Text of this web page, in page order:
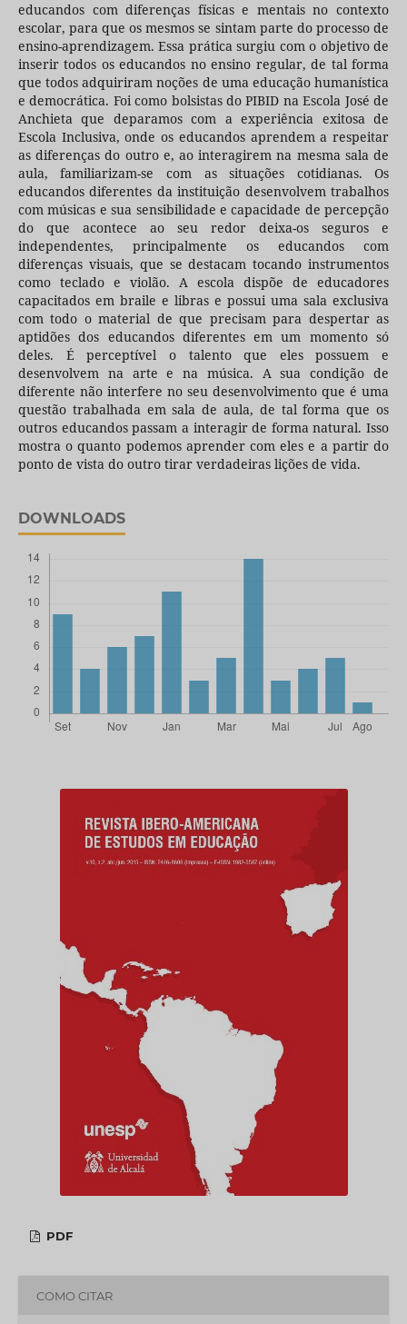
educandos com diferenças físicas e mentais no contexto
escolar, para que os mesmos se sintam parte do processo de
ensino-aprendizagem. Essa prática surgiu com o objetivo de
inserir todos os educandos no ensino regular, de tal forma
que todos adquiriram noções de uma educação humanística
e democrática. Foi como bolsistas do PIBID na Escola José de
Anchieta que deparamos com a experiência exitosa de
Escola Inclusiva, onde os educandos aprendem a respeitar
as diferenças do outro e, ao interagirem na mesma sala de
aula, familiarizam-se com as situações cotidianas. Os
educandos diferentes da instituição desenvolvem trabalhos
com músicas e sua sensibilidade e capacidade de percepção
do que acontece ao seu redor deixa-os seguros e
independentes, principalmente os educandos com
diferenças visuais, que se destacam tocando instrumentos
como teclado e violão. A escola dispõe de educadores
capacitados em braile e libras e possui uma sala exclusiva
com todo o material de que precisam para despertar as
aptidões dos educandos diferentes em um momento só
deles. É perceptível o talento que eles possuem e
desenvolvem na arte e na música. A sua condição de
diferente não interfere no seu desenvolvimento que é uma
questão trabalhada em sala de aula, de tal forma que os
outros educandos passam a interagir de forma natural. Isso
mostra o quanto podemos aprender com eles e a partir do
ponto de vista do outro tirar verdadeiras lições de vida.
DOWNLOADS
PDF
COMO CITAR